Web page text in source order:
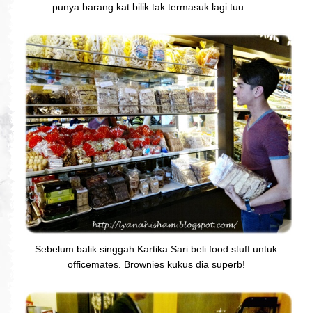
punya barang kat bilik tak termasuk lagi tuu.....
Sebelum balik singgah Kartika Sari beli food stuff untuk
officemates. Brownies kukus dia superb!